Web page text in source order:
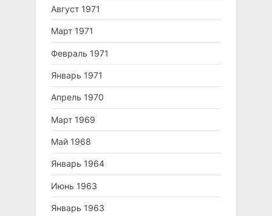
Август 1971
Март 1971
Февраль 1971
Январь 1971
Апрель 1970
Март 1969
Май 1968
Январь 1964
Июнь 1963
Январь 1963